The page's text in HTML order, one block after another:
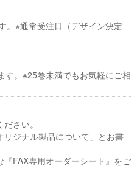
。※通常受注日（デザイン決定
す。※25巻未満でもお気軽にご相
ださい。
リジナル製品について」とお書
FAX専用オーダーシート』をご